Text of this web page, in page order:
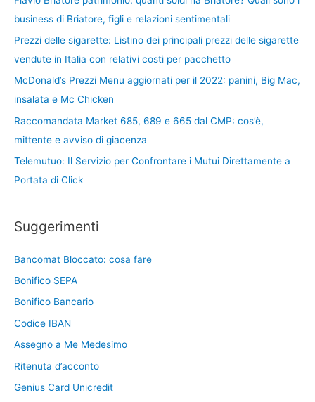
business di Briatore, figli e relazioni sentimentali
Prezzi delle sigarette: Listino dei principali prezzi delle sigarette
vendute in Italia con relativi costi per pacchetto
McDonald’s Prezzi Menu aggiornati per il 2022: panini, Big Mac,
insalata e Mc Chicken
Raccomandata Market 685, 689 e 665 dal CMP: cos’è,
mittente e avviso di giacenza
Telemutuo: Il Servizio per Confrontare i Mutui Direttamente a
Portata di Click
Suggerimenti
Bancomat Bloccato: cosa fare
Bonifico SEPA
Bonifico Bancario
Codice IBAN
Assegno a Me Medesimo
Ritenuta d’acconto
Genius Card Unicredit